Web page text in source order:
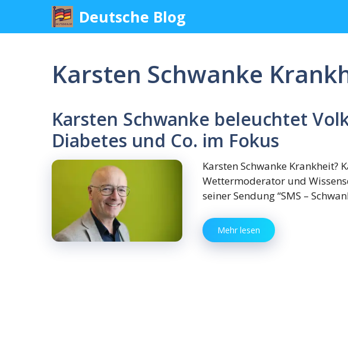
content
Deutsche Blog
Karsten Schwanke
Karsten Schwanke beleuchtet
Diabetes und Co. im Fokus
Karsten Schwanke Krankheit?
Wettermoderator und
seiner Sendung “SMS –
Mehr lesen